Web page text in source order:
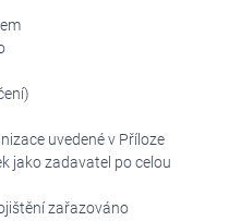
uvedené v Příloze
jako zadavatel po celou
zařazováno